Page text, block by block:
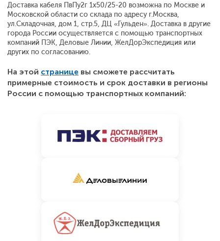
Доставка кабеля ПвПу2г 1x50/25-20 возможна по Москве и
Московской области со склада по адресу г.Москва,
ул.Складочная, дом 1, стр.5, ДЦ «Гульден». Доставка в другие
города России осуществляется с помощью транспортных
компаний ПЭК, Деловые Линии, ЖелДорЭкспедиция или
других по согласованию.
На этой странице вы сможете рассчитать
примерные стоимость и срок доставки в регионы
России с помощью транспортных компаний: